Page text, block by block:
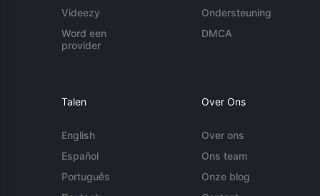
Videezy
Word een
provider
Ondersteuning
DMCA
Talen
English
Español
Português
Over Ons
Over ons
Ons team
Onze blog